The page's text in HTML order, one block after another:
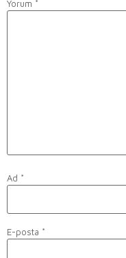
Yorum *
Ad *
E-posta *